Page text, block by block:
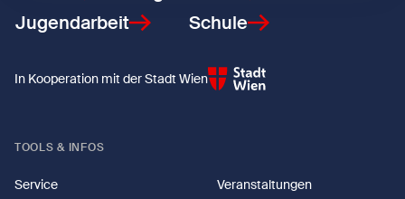
Jugendarbeit
Schule
In Kooperation mit der Stadt Wien
TOOLS & INFOS
Service
Veranstaltungen